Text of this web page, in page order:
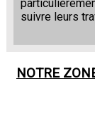
suivre leurs
NOTRE